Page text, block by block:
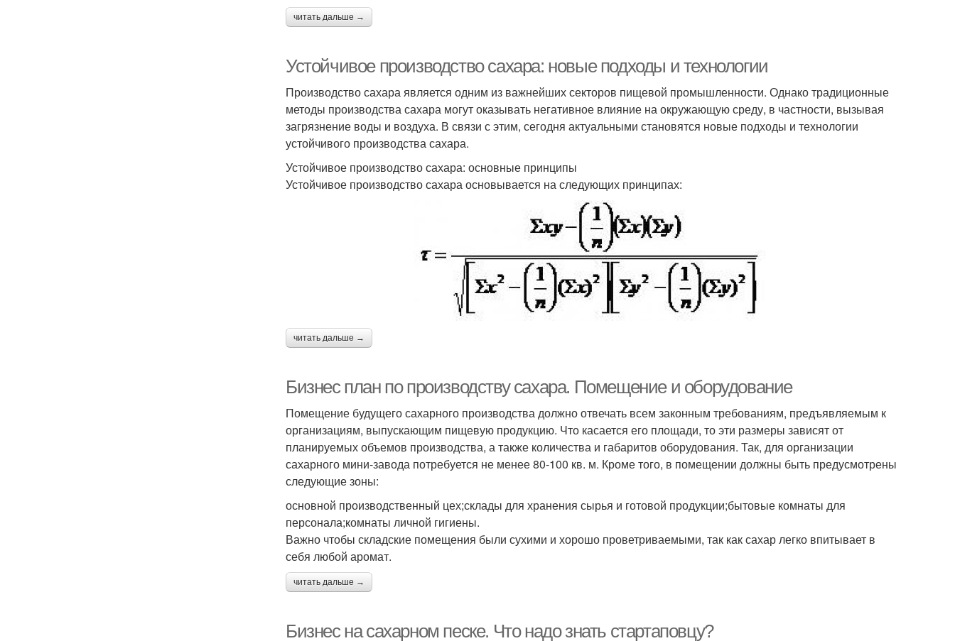
читать дальше →
Устойчивое производство сахара: новые подходы и технологии
Производство сахара является одним из важнейших секторов пищевой промышленности. Однако традиционные
методы производства сахара могут оказывать негативное влияние на окружающую среду, в частности, вызывая
загрязнение воды и воздуха. В связи с этим, сегодня актуальными становятся новые подходы и технологии
устойчивого производства сахара.
Устойчивое производство сахара: основные принципы
Устойчивое производство сахара основывается на следующих принципах:
читать дальше →
Бизнес план по производству сахара. Помещение и оборудование
Помещение будущего сахарного производства должно отвечать всем законным требованиям, предъявляемым к
организациям, выпускающим пищевую продукцию. Что касается его площади, то эти размеры зависят от
планируемых объемов производства, а также количества и габаритов оборудования. Так, для организации
сахарного мини-завода потребуется не менее 80-100 кв. м. Кроме того, в помещении должны быть предусмотрены
следующие зоны:
основной производственный цех;склады для хранения сырья и готовой продукции;бытовые комнаты для
персонала;комнаты личной гигиены.
Важно чтобы складские помещения были сухими и хорошо проветриваемыми, так как сахар легко впитывает в
себя любой аромат.
читать дальше →
Бизнес на сахарном песке. Что надо знать стартаповцу?